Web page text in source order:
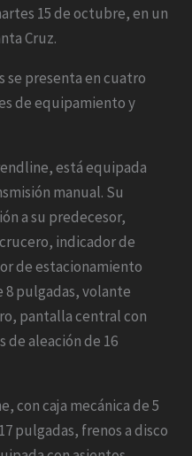
15 de octubre, en un
Cruz.
se presenta en cuatro
de equipamiento y
está equipada
manual. Su
a su predecesor,
indicador de
de estacionamiento
pulgadas, volante
pantalla central con
de aleación de 16
con caja mecánica de 5
pulgadas, frenos a disco